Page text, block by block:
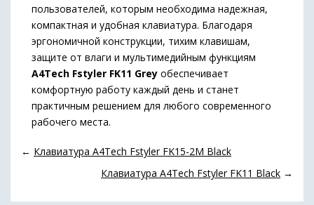
пользователей, которым необходима надежная,
компактная и удобная клавиатура. Благодаря
эргономичной конструкции, тихим клавишам,
защите от влаги и мультимедийным функциям
A4Tech Fstyler FK11 Grey обеспечивает
комфортную работу каждый день и станет
практичным решением для любого современного
рабочего места.
← Клавиатура A4Tech Fstyler FK15-2M Black
Клавиатура A4Tech Fstyler FK11 Black →